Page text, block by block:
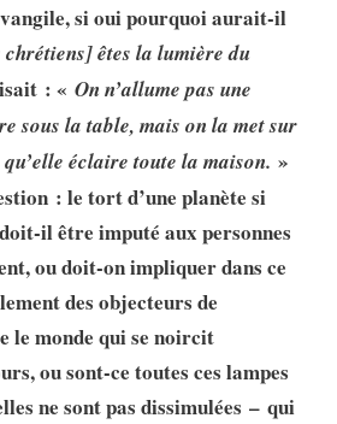
si oui pourquoi aurait-il
chrétiens] êtes la lumière du
: « On n’allume pas une
sous la table, mais on la met sur
éclaire toute la maison. »
: le tort d’une planète si
il être imputé aux personnes
ou doit-on impliquer dans ce
des objecteurs de
le monde qui se noircit
ou sont-ce toutes ces lampes
ne sont pas dissimulées – qui